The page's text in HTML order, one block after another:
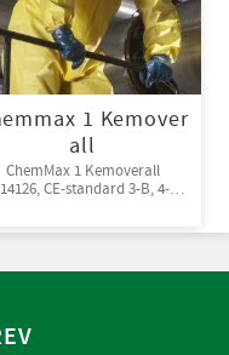
1 Kemover
all
ChemMax 1 Kemoverall
CE-standard 3-B, 4-B,